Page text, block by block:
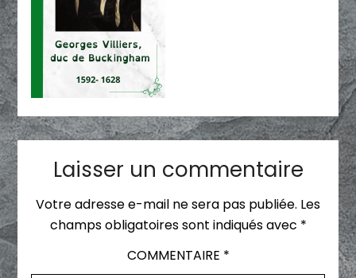
Laisser un commentaire
Votre adresse e-mail ne sera pas publiée. Les
champs obligatoires sont indiqués avec *
COMMENTAIRE *